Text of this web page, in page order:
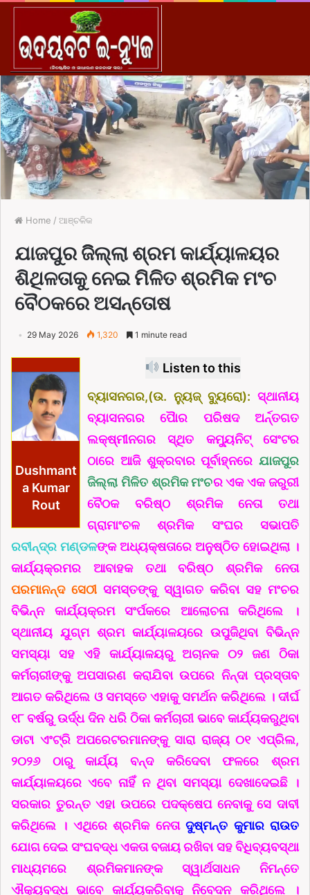
Home / ଆଞ୍ଚଳିକ
ଯାଜପୁର ଜିିଲ୍ଲା ଶ୍ରମ କାର୍ଯ୍ୟାଳୟର
ଶିଥିଳତାକୁ ନେଇ ମିଳିତ ଶ୍ରମିକ ମଂଚ
ବୈଠକରେ ଅସନ୍ତୋଷ
29 May 2026 1,320 1 minute read
Listen to this
Dushmant
a Kumar
Rout
ବ୍ୟାସନଗର,(ଉ. ନ୍ୟୁଜ୍ ବ୍ୟୁରୋ): ସ୍ଥାନୀୟ
ବ୍ୟାସନଗର ପୈାର ପରିଷଦ ଅର୍ନ୍ତଗତ
ଲକ୍ଷ୍ମୀନଗର ସ୍ଥିତ କମ୍ୟୁନିଟ୍ ସେଂଟର
ଠାରେ ଆଜି ଶୁକ୍ରବାର ପୂର୍ବାହ୍ନରେ ଯାଜପୁର
ଜିଲ୍ଲା ମିଳିତ ଶ୍ରମିକ ମଂଚର ଏକ ଏକ ଜରୁରୀ
ବୈଠକ ବରିଷ୍ଠ ଶ୍ରମିକ ନେତା ତଥା
ଗ୍ରାମାଂଚଳ ଶ୍ରମିକ ସଂଘର ସଭାପତି
ରବୀନ୍ଦ୍ର ମଣ୍ଡଳଙ୍କ ଅଧ୍ୟକ୍ଷତାରେ ଅନୁଷ୍ଠିତ ହୋଇଥିଲା ।
କାର୍ଯ୍ୟକ୍ରମର ଆବାହକ ତଥା ବରିଷ୍ଠ ଶ୍ରମିକ ନେତା
ପରମାନନ୍ଦ ସେଠୀ ସମସ୍ତଙ୍କୁ ସ୍ୱାଗତ କରିବା ସହ ମଂଚର
ବିଭିନ୍ନ କାର୍ଯ୍ୟକ୍ରମ ସଂର୍ପକରେ ଆଲୋଚନା କରିଥିଲେ ।
ସ୍ଥାନୀୟ ଯୁଗ୍ମ ଶ୍ରମ କାର୍ଯ୍ୟାଳୟରେ ଉପୁଜିଥିବା ବିଭିନ୍ନ
ସମସ୍ୟା ସହ ଏହି କାର୍ଯ୍ୟାଳୟରୁ ଅଚାନକ ୦୨ ଜଣ ଠିକା
କର୍ମଚାରୀଙ୍କୁ ଅପସାରଣ କରାଯିବା ଉପରେ ନିନ୍ଦା ପ୍ରସ୍ତାବ
ଆଗତ କରିଥିଲେ ଓ ସମସ୍ତେ ଏହାକୁ ସମର୍ଥନ କରିଥିଲେ । ଦୀର୍ଘ
୧୮ ବର୍ଷରୁ ଉର୍ଦ୍ଧ ଦିନ ଧରି ଠିକା କର୍ମଚାରୀ ଭାବେ କାର୍ଯ୍ୟକରୁଥିବା
ଡାଟା ଏଂଟ୍ରି ଅପରେଟରମାନଙ୍କୁ ସାରା ରାଜ୍ୟ ୦୧ ଏପ୍ରିଲ,
୨୦୨୬ ଠାରୁ କାର୍ଯ୍ୟ ବନ୍ଦ କରିଦେବା ଫଳରେ ଶ୍ରମ
କାର୍ଯ୍ୟାଳୟରେ ଏବେ ନାହିଁ ନ ଥିବା ସମସ୍ୟା ଦେଖାଦେଇଛି ।
ସରକାର ତୁରନ୍ତ ଏହା ଉପରେ ପଦକ୍ଷେପ ନେବାକୁ ସେ ଦାବୀ
କରିଥିଲେ । ଏଥିରେ ଶ୍ରମିକ ନେତାଦୁଷ୍ମନ୍ତ କୁମାର ରାଉତ
ଯୋଗ ଦେଇ ସଂଘବଦ୍ଧ ଏକତା ବଜାୟ ରଖିବା ସହ ବିଧିବ୍ୟବସ୍ଥା
ମାଧ୍ୟମରେ ଶ୍ରମିକମାନଙ୍କ ସ୍ୱାର୍ଥସାଧନ ନିମନ୍ତେ
ଐକ୍ୟବଦ୍ଧ ଭାବେ କାର୍ଯ୍ୟକରିବାକୁ ନିବେଦନ କରିଥିଲେ ।